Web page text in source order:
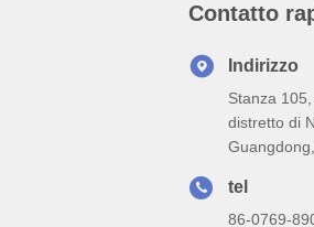
Contatto
Indirizzo
Stanza
distretto di
tel
86-0769-